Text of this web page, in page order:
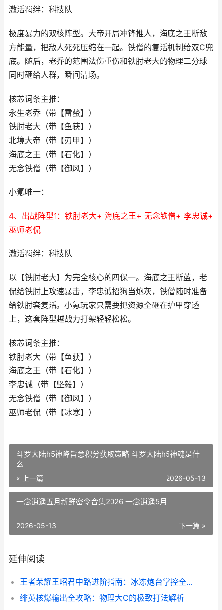
激活羁绊：科技队
极度暴力的双核阵型。大帝开局冲锋推人，海底之王断敌
方能量，把敌人死死压缩在一起。铁僧的复活机制给双C兜
底。随后，老乔的范围法伤重伤和铁肘老大的物理三分球
同时砸给人群，瞬间清场。
核芯词条主推：
永生老乔（带【雷蛰】）
铁肘老大（带【鱼获】）
北境大帝（带【刃甲】）
海底之王（带【石化】）
无念铁僧（带【御风】）
小氪唯一：
4、出战阵型1：铁肘老大+ 海底之王+ 无念铁僧+ 李忠诚+
巫师老侃
激活羁绊：科技队
以【铁肘老大】为完全核心的四保一。海底之王断蓝，老
侃给铁肘上攻速暴击，李忠诚招狗当炮灰，铁僧随时准备
给铁肘套复活。小氪玩家只需要把资源全砸在护甲穿透
上，这套阵型越战力打架轻轻松松。
核芯词条主推：
铁肘老大（带【鱼获】）
海底之王（带【石化】）
李忠诚（带【坚毅】）
无念铁僧（带【御风】）
巫师老侃（带【冰寒】）
斗罗大陆h5神降旨意积分获取策略 斗罗大陆h5神魂是什
么
« 上一篇 2026-05-13
一念逍遥五月新鲜密令合集2026 一念逍遥5月
下一篇 »
2026-05-13
延伸阅读
王者荣耀王昭君中路进阶指南：冰冻炮台掌控全场！
绯英核爆输出全攻略：物理大C的极致打法解析